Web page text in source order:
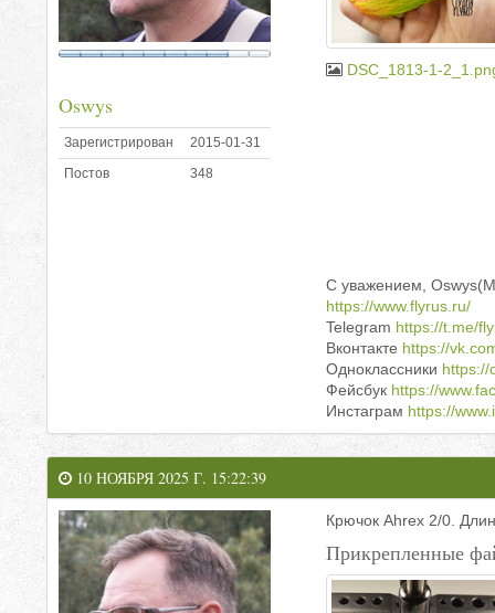
Oswys
Зарегистрирован
2015-01-31
Постов
348
DSC_1813-1-
С уважением,
https://www.flyrus.ru/
Telegram https://t.me/
Вконтакте https://
Одноклассники https://
Фейсбук https://
Инстаграм https://
10 НОЯБРЯ 2025 Г. 15:22:39
Крючок Ahrex 2/0.
Прикрепленные